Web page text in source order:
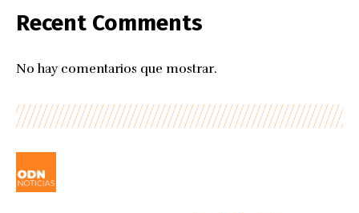
Recent Comments
No hay comentarios que mostrar.